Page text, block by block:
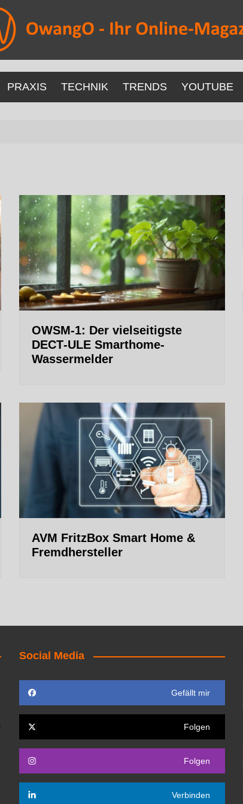
PRAXIS TECHNIK TRENDS YOUTUBE
OWSM‑1: Der vielseitigste
DECT‑ULE Smarthome-
Wassermelder
AVM FritzBox Smart Home &
Fremdhersteller
Social Media
Gefällt mir
Folgen
Folgen
Verbinden